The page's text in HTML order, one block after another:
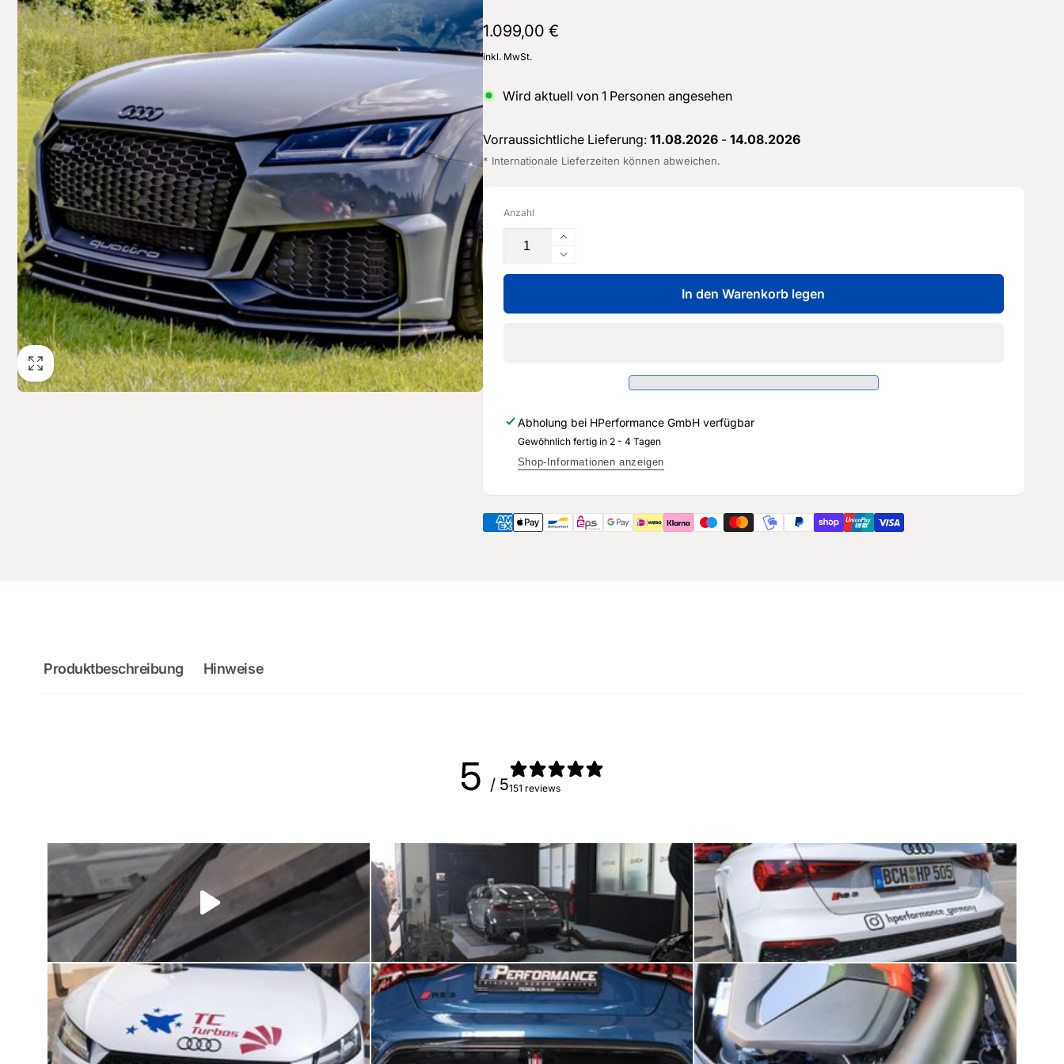
Normaler
Preis
1.099,00 €
inkl. MwSt.
Wird aktuell von 1 Personen angesehen
Vorraussichtliche Lieferung: 11.08.2026- 14.08.2026
* Internationale Lieferzeiten können abweichen.
Anzahl
Erhöhe
die
Menge
Carbon
Verringere
die
für
FL
In den Warenkorb legen
Abholung bei HPerformance GmbHverfügbar
Gewöhnlich fertig in 2 - 4 Tagen
Shop-Informationen anzeigen
Produktbeschreibung Hinweise
5 / 5151 reviews